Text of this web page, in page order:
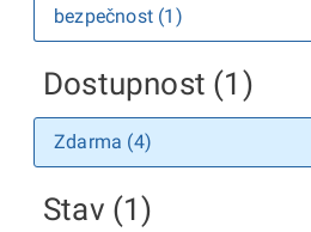
bezpečnost (1)
Dostupnost (1)
Zdarma (4)
Stav (1)